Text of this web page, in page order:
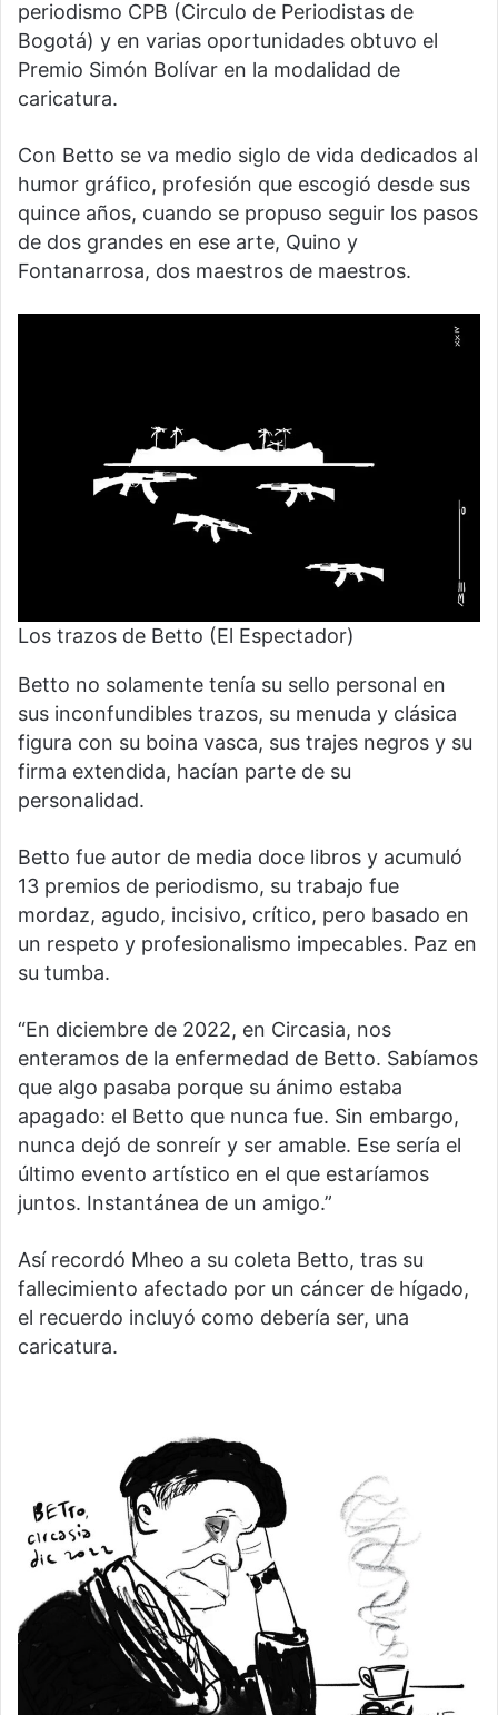
periodismo CPB (Circulo de Periodistas de
Bogotá) y en varias oportunidades obtuvo el
Premio Simón Bolívar en la modalidad de
caricatura.
Con Betto se va medio siglo de vida dedicados al
humor gráfico, profesión que escogió desde sus
quince años, cuando se propuso seguir los pasos
de dos grandes en ese arte, Quino y
Fontanarrosa, dos maestros de maestros.
Los trazos de Betto (El Espectador)
Betto no solamente tenía su sello personal en
sus inconfundibles trazos, su menuda y clásica
figura con su boina vasca, sus trajes negros y su
firma extendida, hacían parte de su
personalidad.
Betto fue autor de media doce libros y acumuló
13 premios de periodismo, su trabajo fue
mordaz, agudo, incisivo, crítico, pero basado en
un respeto y profesionalismo impecables. Paz en
su tumba.
“En diciembre de 2022, en Circasia, nos
enteramos de la enfermedad de Betto. Sabíamos
que algo pasaba porque su ánimo estaba
apagado: el Betto que nunca fue. Sin embargo,
nunca dejó de sonreír y ser amable. Ese sería el
último evento artístico en el que estaríamos
juntos. Instantánea de un amigo.”
Así recordó Mheo a su coleta Betto, tras su
fallecimiento afectado por un cáncer de hígado,
el recuerdo incluyó como debería ser, una
caricatura.